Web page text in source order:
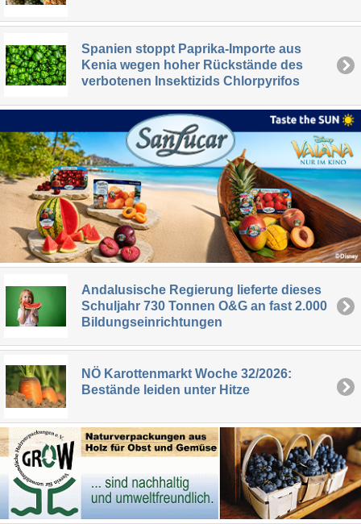
Spanien stoppt Paprika-Importe aus
Kenia wegen hoher Rückstände des
verbotenen Insektizids Chlorpyrifos
Andalusische Regierung lieferte dieses
Schuljahr 730 Tonnen O&G an fast 2.000
Bildungseinrichtungen
NÖ Karottenmarkt Woche 32/2026:
Bestände leiden unter Hitze